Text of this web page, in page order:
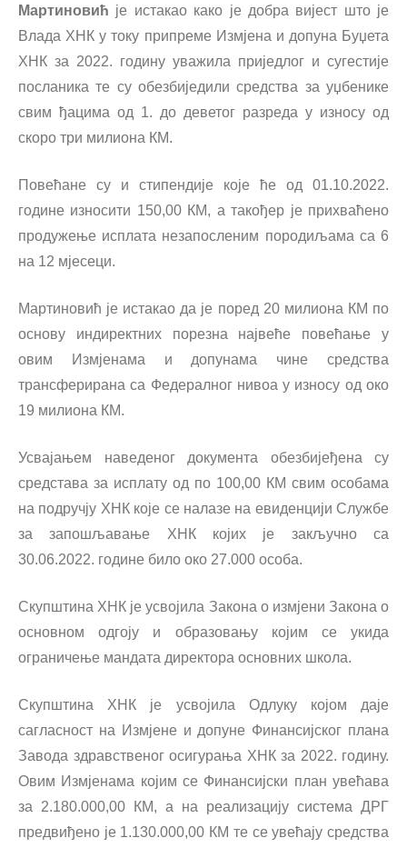
Мартиновић је истакао како је добра вијест што је
Влада ХНК у току припреме Измјена и допуна Буџета
ХНК за 2022. годину уважила приједлог и сугестије
посланика те су обезбиједили средства за уџбенике
свим ђацима од 1. до деветог разреда у износу од
скоро три милиона КМ.
Повећане су и стипендије које ће од 01.10.2022.
године износити 150,00 КМ, а такођер је прихваћено
продужење исплата незапосленим породиљама са 6
на 12 мјесеци.
Мартиновић је истакао да је поред 20 милиона КМ по
основу индиректних порезна највеће повећање у
овим Измјенама и допунама чине средства
трансферирана са Федералног нивоа у износу од око
19 милиона КМ.
Усвајањем наведеног документа обезбијеђена су
средстава за исплату од по 100,00 КМ свим особама
на подручју ХНК које се налазе на евиденцији Службе
за запошљавање ХНК којих је закључно са
30.06.2022. године било око 27.000 особа.
Скупштина ХНК је усвојила Закона о измјени Закона о
основном одгоју и образовању којим се укида
ограничење мандата директора основних школа.
Скупштина ХНК је усвојила Одлуку којом даје
сагласност на Измјене и допуне Финансијског плана
Завода здравственог осигурања ХНК за 2022. годину.
Овим Измјенама којим се Финансијски план увећава
за 2.180.000,00 КМ, а на реализацију система ДРГ
предвиђено је 1.130.000,00 КМ те се увећају средства